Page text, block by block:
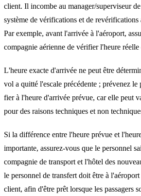
client. Il incombe au manager/superviseur
système de vérifications et de revérifications
Par exemple, avant l'arrivée à l'aéroport,
compagnie aérienne de vérifier l'heure
L'heure exacte d'arrivée ne peut être
vol a quitté l'escale précédente ; prévenez le
fier à l'heure d'arrivée prévue, car elle peut
pour des raisons techniques et non
Si la différence entre l'heure prévue et
importante, assurez-vous que le personnel
compagnie de transport et l'hôtel des
le personnel de transfert doit être à
client, afin d'être prêt lorsque les passagers